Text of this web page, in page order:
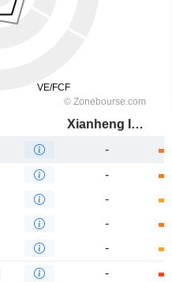
Xianheng International Science&Technology Co., Ltd.
-
-
-
-
-
-